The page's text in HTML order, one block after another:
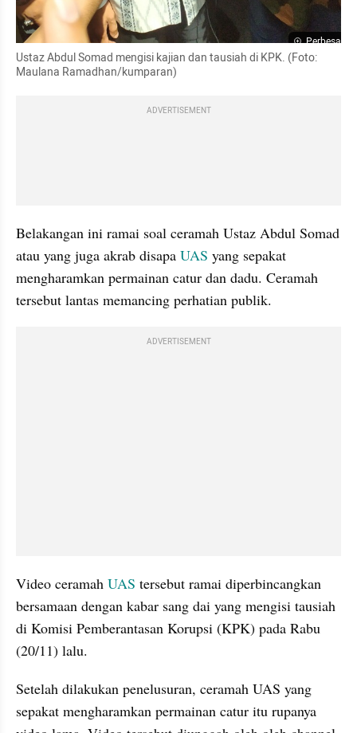
Perbesar
Ustaz Abdul Somad mengisi kajian dan tausiah di KPK. (Foto:
Maulana Ramadhan/kumparan)
ADVERTISEMENT
Belakangan ini ramai soal ceramah Ustaz Abdul Somad
atau yang juga akrab disapa UAS yang sepakat
mengharamkan permainan catur dan dadu. Ceramah
tersebut lantas memancing perhatian publik.
ADVERTISEMENT
Video ceramah UAS tersebut ramai diperbincangkan
bersamaan dengan kabar sang dai yang mengisi tausiah
di Komisi Pemberantasan Korupsi (KPK) pada Rabu
(20/11) lalu.
Setelah dilakukan penelusuran, ceramah UAS yang
sepakat mengharamkan permainan catur itu rupanya